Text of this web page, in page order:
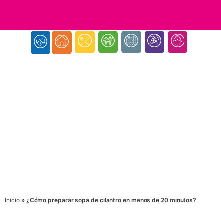
Inicio » ¿Cómo preparar sopa de cilantro en menos de 20 minutos?